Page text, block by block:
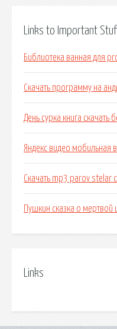
Links to Important
Библиотека ванная для
Скачать программу на
День сурка книга скачать
Яндекс видео мобильная
Скачать mp3 parov stelar
Пушкин сказка о мертвой
Links